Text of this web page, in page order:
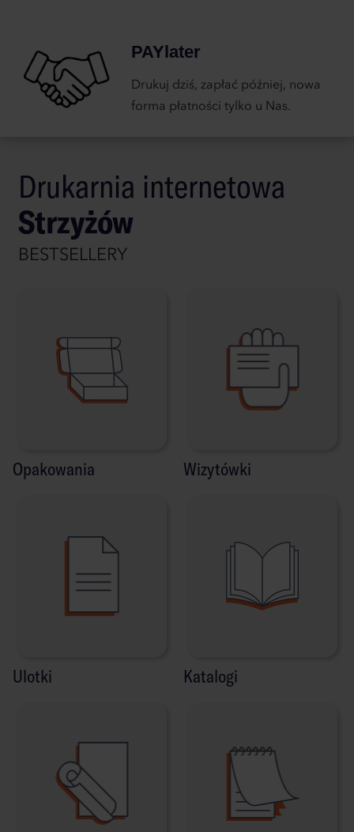
PAYlater
Drukuj dziś, zapłać później, nowa
forma płatności tylko u Nas.
Drukarnia internetowa
Strzyżów
BESTSELLERY
Opakowania Wizytówki
Ulotki Katalogi